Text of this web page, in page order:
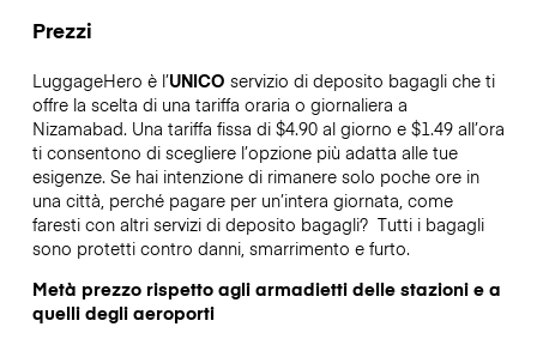
Prezzi
LuggageHero è l’UNICO servizio di deposito bagagli che ti
offre la scelta di una tariffa oraria o giornaliera a
Nizamabad. Una tariffa fissa di $4.90 al giorno e $1.49 all’ora
ti consentono di scegliere l’opzione più adatta alle tue
esigenze. Se hai intenzione di rimanere solo poche ore in
una città, perché pagare per un’intera giornata, come
faresti con altri servizi di deposito bagagli? Tutti i bagagli
sono protetti contro danni, smarrimento e furto.
Metà prezzo rispetto agli armadietti delle stazioni e a
quelli degli aeroporti